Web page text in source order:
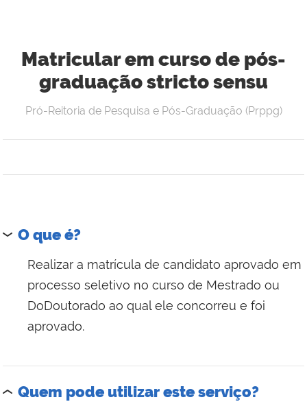
Matricular em curso de pós-
graduação stricto sensu
Pró-Reitoria de Pesquisa e Pós-Graduação (Prppg)
O que é?
Realizar a matrícula de candidato aprovado em
processo seletivo no curso de Mestrado ou
DoDoutorado ao qual ele concorreu e foi
aprovado.
Quem pode utilizar este serviço?